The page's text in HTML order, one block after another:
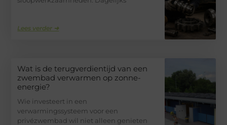
Lees verder ➜
Wat is de terugverdientijd van een
zwembad verwarmen op zonne-
energie?
Wie investeert in een
verwarmingssysteem voor een
privézwembad wil niet alleen genieten